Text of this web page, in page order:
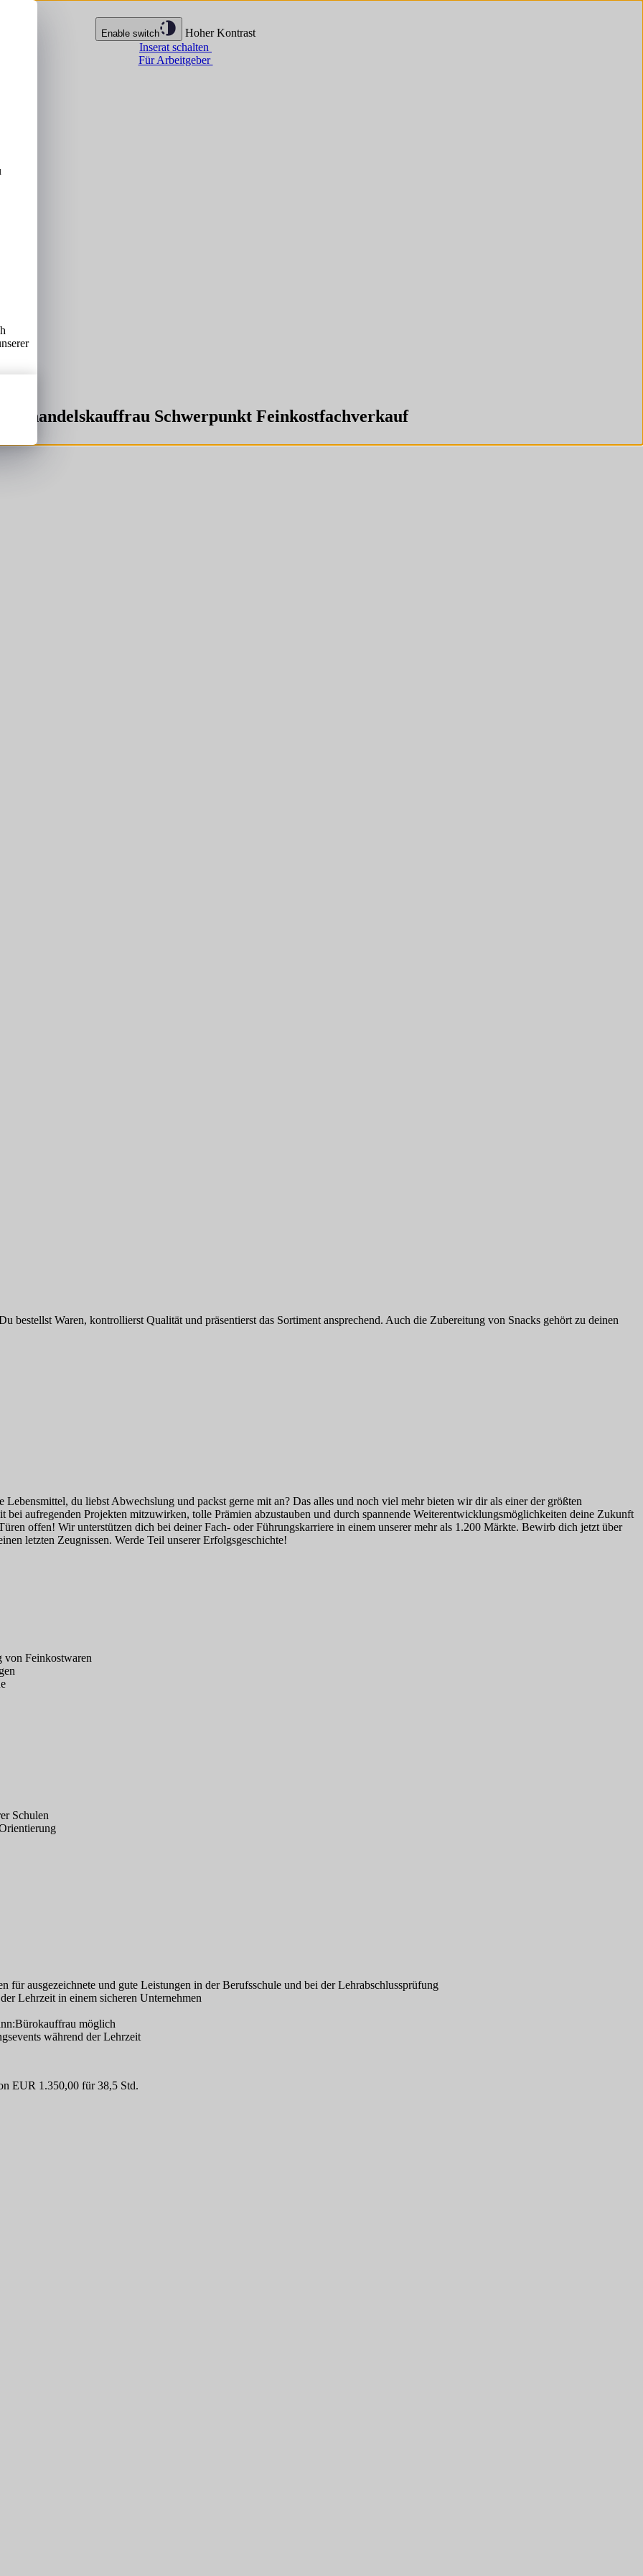
Enable switch
Hoher Kontrast
Inserat schalten
Für Arbeitgeber
Schwerpunkt Feinkostfachverkauf
bestellst Waren, kontrollierst Qualität und präsentierst das Sortiment ansprechend. Auch die Zubereitung von Snacks gehört zu deinen
du liebst Abwechslung und packst gerne mit an? Das alles und noch viel mehr bieten wir dir als einer der größten
aufregenden Projekten mitzuwirken, tolle Prämien abzustauben und durch spannende Weiterentwicklungsmöglichkeiten deine Zukunft
offen! Wir unterstützen dich bei deiner Fach- oder Führungskarriere in einem unserer mehr als 1.200 Märkte. Bewirb dich jetzt über
letzten Zeugnissen. Werde Teil unserer Erfolgsgeschichte!
von Feinkostwaren
Schulen
ausgezeichnete und gute Leistungen in der Berufsschule und bei der Lehrabschlussprüfung
Lehrzeit in einem sicheren Unternehmen
möglich
während der Lehrzeit
EUR 1.350,00 für 38,5 Std.